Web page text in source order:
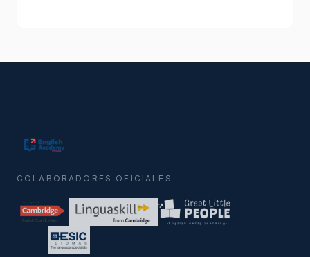
COLABORADORES OFICIALES